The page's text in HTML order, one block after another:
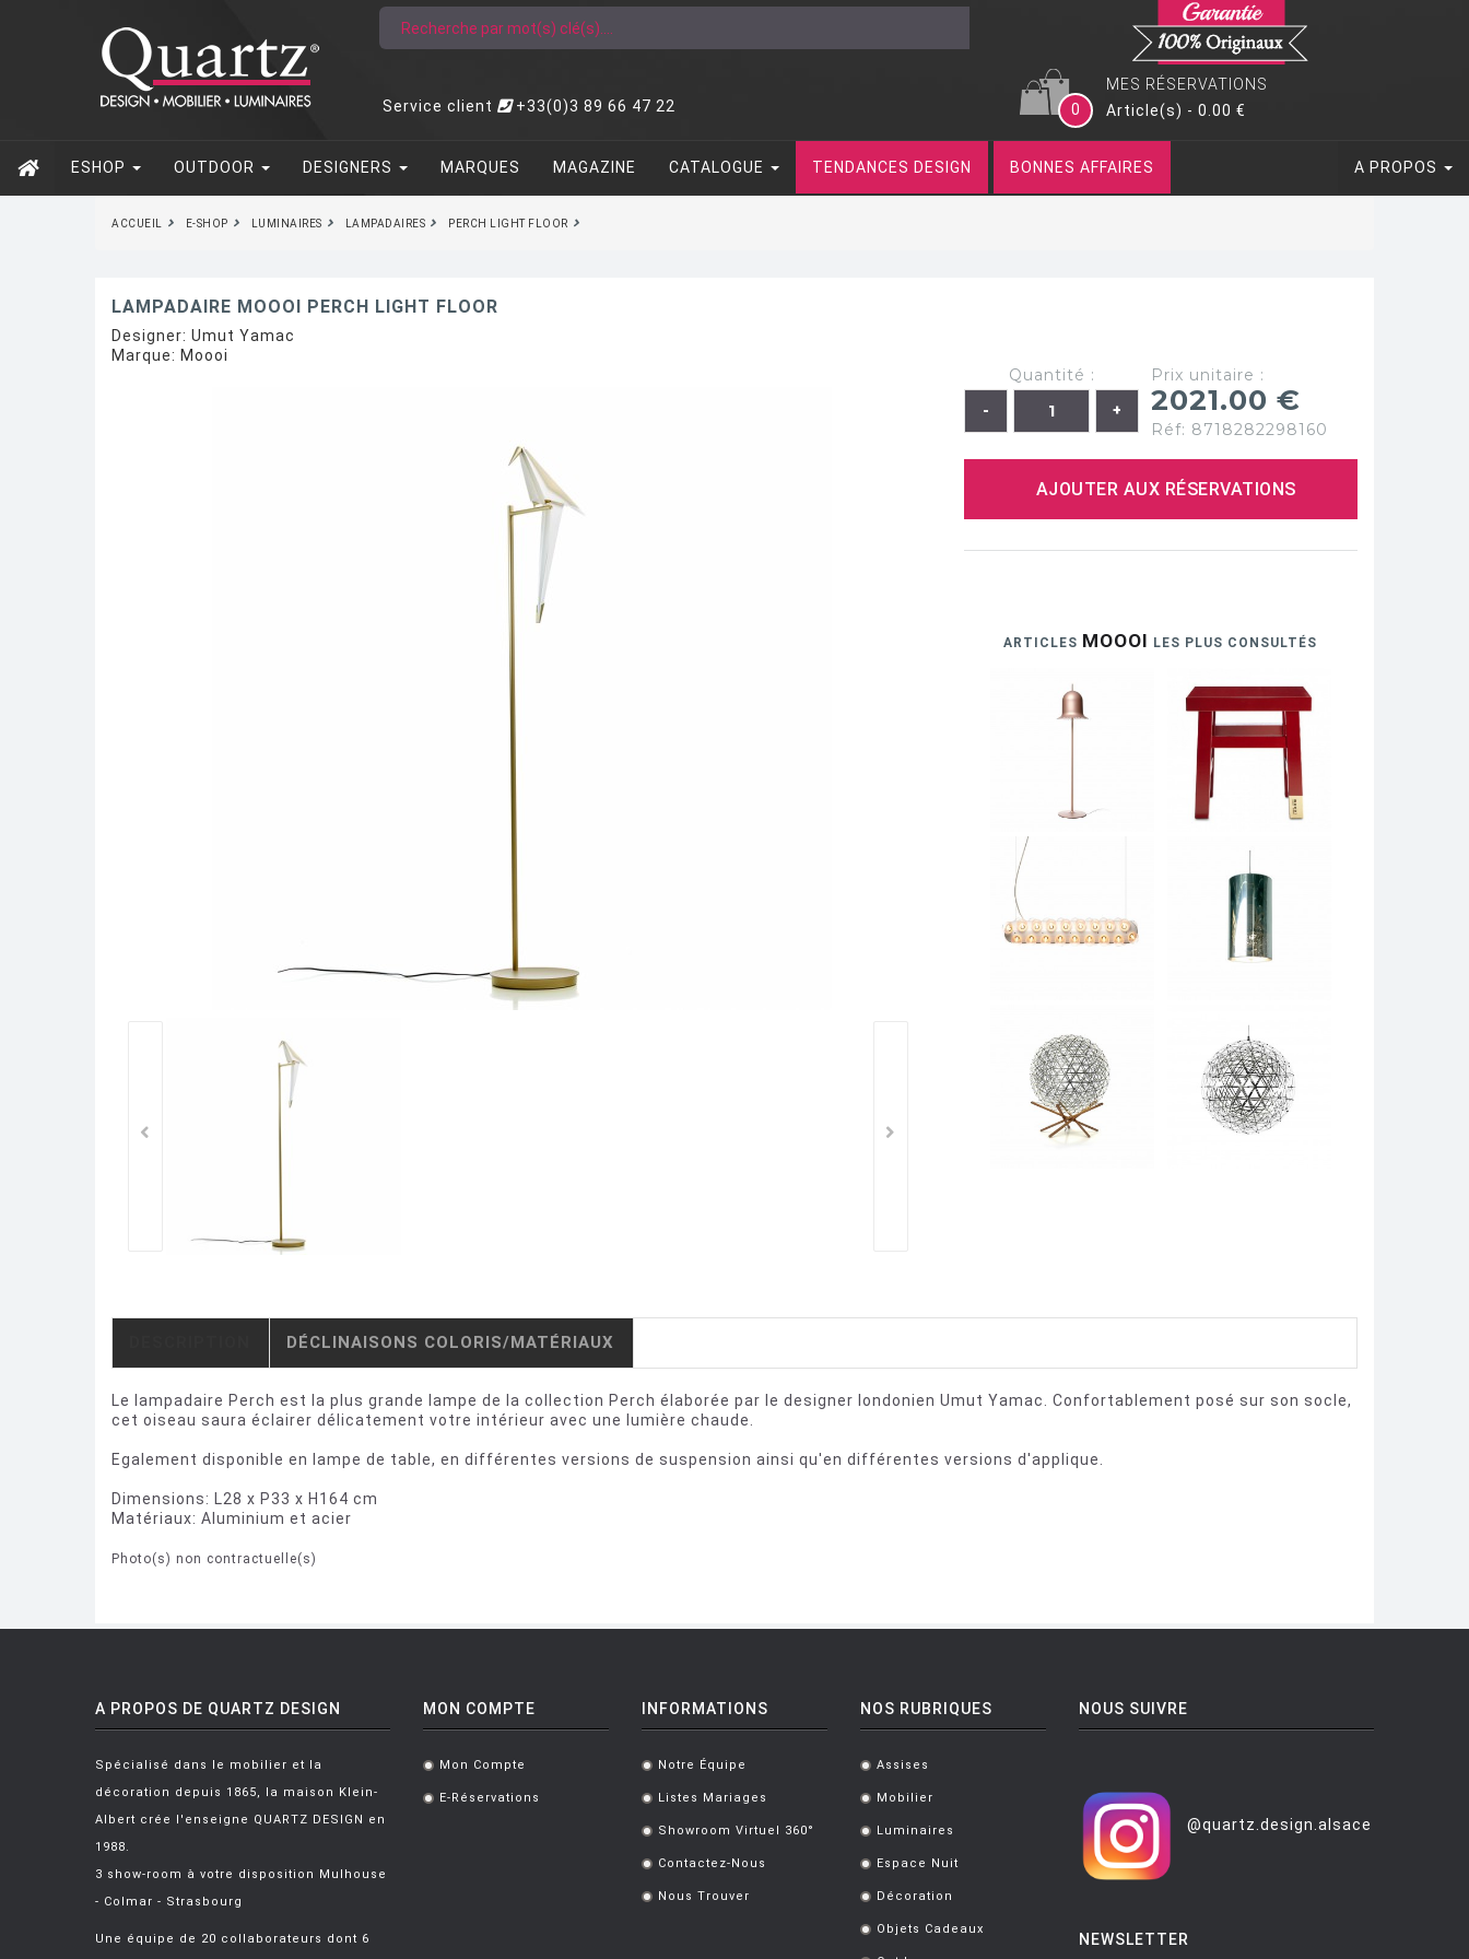
Service client +33(0)3 89 66 47 22
MES RÉSERVATIONS
0
Article(s) - 0.00 €
ESHOP OUTDOOR DESIGNERS MARQUES MAGAZINE CATALOGUE TENDANCES DESIGN BONNES AFFAIRES A PROPOS
ACCUEIL E-SHOP LUMINAIRES LAMPADAIRES PERCH LIGHT FLOOR
LAMPADAIRE MOOOI PERCH LIGHT FLOOR
Designer: Umut Yamac
Marque: Moooi
Quantité : Prix unitaire :
2021.00 €
Réf: 8718282298160
AJOUTER AUX RÉSERVATIONS
ARTICLES MOOOI LES PLUS CONSULTÉS
DÉCLINAISONS COLORIS/MATÉRIAUX
Le lampadaire Perch est la plus grande lampe de la collection Perch élaborée par le designer londonien Umut Yamac. Confortablement posé sur son socle,
cet oiseau saura éclairer délicatement votre intérieur avec une lumière chaude.
Egalement disponible en lampe de table, en différentes versions de suspension ainsi qu'en différentes versions d'applique.
Dimensions: L28 x P33 x H164 cm
Matériaux: Aluminium et acier
Photo(s) non contractuelle(s)
A PROPOS DE QUARTZ DESIGN
Spécialisé dans le mobilier et la
décoration depuis 1865, la maison Klein-
Albert crée l'enseigne QUARTZ DESIGN en
1988.
3 show-room à votre disposition Mulhouse
- Colmar - Strasbourg
Une équipe de 20 collaborateurs dont 6
MON COMPTE
. Mon Compte
. E-Réservations
INFORMATIONS
. Notre Équipe
. Listes Mariages
. Showroom Virtuel 360°
. Contactez-Nous
. Nous Trouver
NOS RUBRIQUES
. Assises
. Mobilier
. Luminaires
. Espace Nuit
. Décoration
. Objets Cadeaux
NOUS SUIVRE
@quartz.design.alsace
NEWSLETTER